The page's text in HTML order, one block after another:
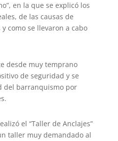
en la que se explicó los
de las causas de
como se llevaron a cabo
desde muy temprano
de seguridad y se
del barranquismo por
el “Taller de Anclajes”
taller muy demandado al